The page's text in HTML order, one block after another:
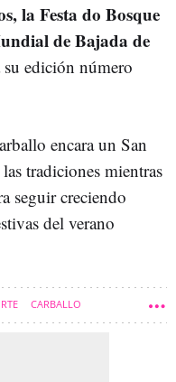
la Festa do Bosque
de Bajada de
su edición número
encara un San
tradiciones mientras
seguir creciendo
del verano
CARBALLO